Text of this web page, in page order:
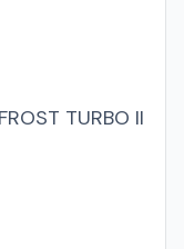
TURBO II